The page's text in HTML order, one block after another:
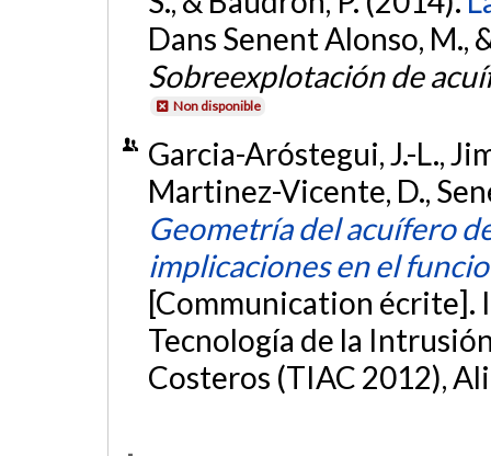
Dans Senent Alonso, M.,
Sobreexplotación de
Non disponible
Garcia-Aróstegui, J.-L.,
Martinez-Vicente, D.,
Geometría del acuífero
implicaciones en el
[Communication écrite].
Tecnología de la
Costeros (TIAC 2012),